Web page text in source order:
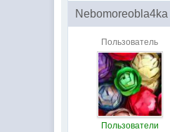
Nebomoreobla4ka
Пользователь
Пользователи